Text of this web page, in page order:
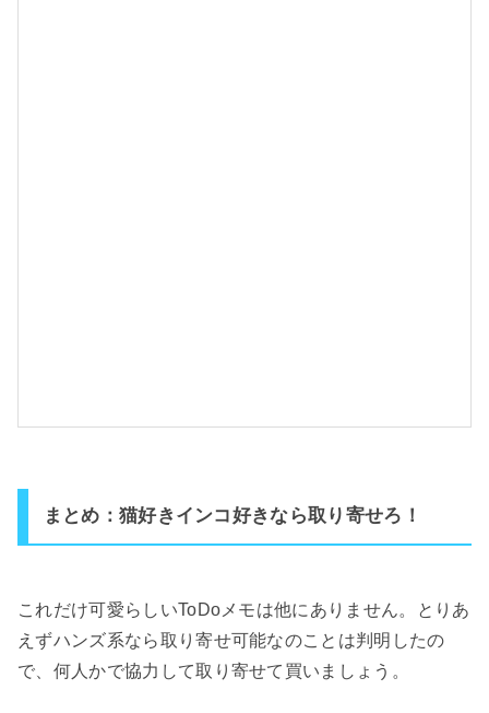
まとめ：猫好きインコ好きなら取り寄せろ！
これだけ可愛らしいToDoメモは他にありません。とりあ
えずハンズ系なら取り寄せ可能なのことは判明したの
で、何人かで協力して取り寄せて買いましょう。